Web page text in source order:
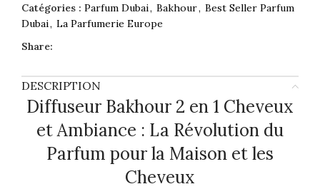
Catégories : Parfum Dubai, Bakhour, Best Seller Parfum
Dubai, La Parfumerie Europe
Share:
DESCRIPTION
Diffuseur Bakhour 2 en 1 Cheveux
et Ambiance : La Révolution du
Parfum pour la Maison et les
Cheveux